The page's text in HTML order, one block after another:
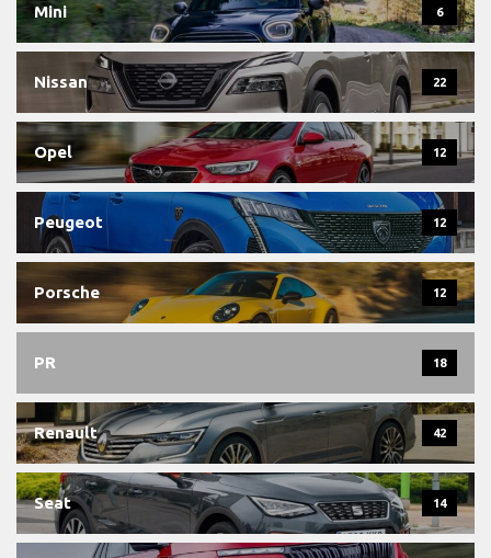
Mini 6
Nissan 22
Opel 12
Peugeot 12
Porsche 12
PR 18
Renault 42
Seat 14